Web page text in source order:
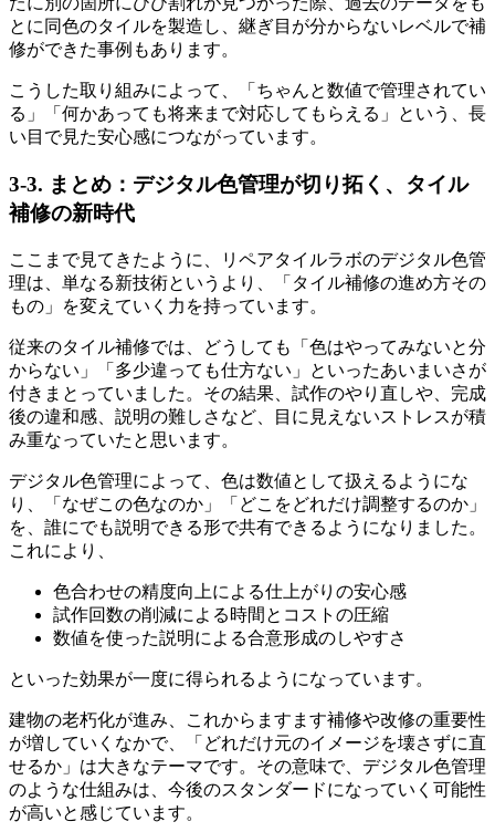
とに同色のタイルを製造し、継ぎ目が分からないレベルで補
修ができた事例もあります。
こうした取り組みによって、「ちゃんと数値で管理されてい
る」「何かあっても将来まで対応してもらえる」という、長
い目で見た安心感につながっています。
3-3. まとめ：デジタル色管理が切り拓く、タイル
補修の新時代
ここまで見てきたように、リペアタイルラボのデジタル色管
理は、単なる新技術というより、「タイル補修の進め方その
もの」を変えていく力を持っています。
従来のタイル補修では、どうしても「色はやってみないと分
からない」「多少違っても仕方ない」といったあいまいさが
付きまとっていました。その結果、試作のやり直しや、完成
後の違和感、説明の難しさなど、目に見えないストレスが積
み重なっていたと思います。
デジタル色管理によって、色は数値として扱えるようにな
り、「なぜこの色なのか」「どこをどれだけ調整するのか」
を、誰にでも説明できる形で共有できるようになりました。
これにより、
色合わせの精度向上による仕上がりの安心感
試作回数の削減による時間とコストの圧縮
数値を使った説明による合意形成のしやすさ
といった効果が一度に得られるようになっています。
建物の老朽化が進み、これからますます補修や改修の重要性
が増していくなかで、「どれだけ元のイメージを壊さずに直
せるか」は大きなテーマです。その意味で、デジタル色管理
のような仕組みは、今後のスタンダードになっていく可能性
が高いと感じています。